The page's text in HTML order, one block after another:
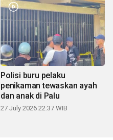
Polisi buru pelaku
penikaman tewaskan ayah
dan anak di Palu
27 July 2026 22:37 WIB